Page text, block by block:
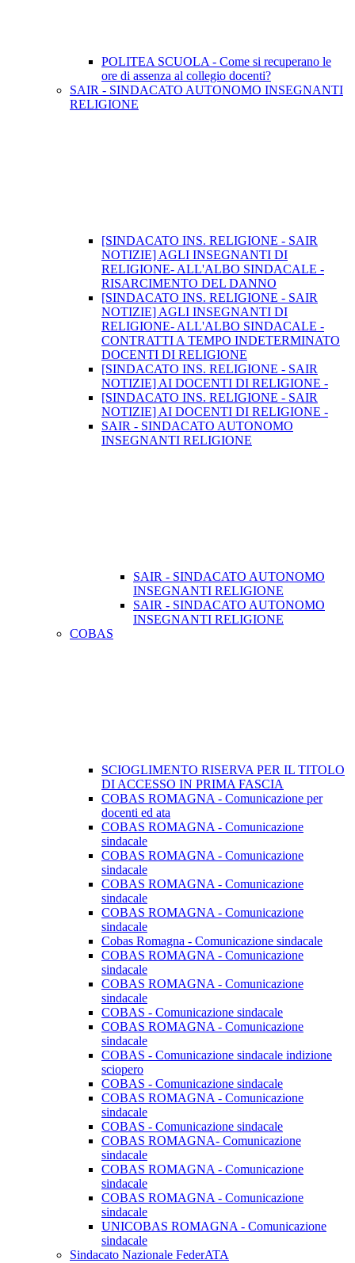
POLITEA SCUOLA - Come si recuperano le
ore di assenza al collegio docenti?
SAIR - SINDACATO AUTONOMO INSEGNANTI
RELIGIONE
[SINDACATO INS. RELIGIONE - SAIR
NOTIZIE] AGLI INSEGNANTI DI
RELIGIONE- ALL'ALBO SINDACALE -
RISARCIMENTO DEL DANNO
[SINDACATO INS. RELIGIONE - SAIR
NOTIZIE] AGLI INSEGNANTI DI
RELIGIONE- ALL'ALBO SINDACALE -
CONTRATTI A TEMPO INDETERMINATO
DOCENTI DI RELIGIONE
[SINDACATO INS. RELIGIONE - SAIR
NOTIZIE] AI DOCENTI DI RELIGIONE -
[SINDACATO INS. RELIGIONE - SAIR
NOTIZIE] AI DOCENTI DI RELIGIONE -
SAIR - SINDACATO AUTONOMO
INSEGNANTI RELIGIONE
SAIR - SINDACATO AUTONOMO
INSEGNANTI RELIGIONE
SAIR - SINDACATO AUTONOMO
INSEGNANTI RELIGIONE
COBAS
SCIOGLIMENTO RISERVA PER IL TITOLO
DI ACCESSO IN PRIMA FASCIA
COBAS ROMAGNA - Comunicazione per
docenti ed ata
COBAS ROMAGNA - Comunicazione
sindacale
COBAS ROMAGNA - Comunicazione
sindacale
COBAS ROMAGNA - Comunicazione
sindacale
COBAS ROMAGNA - Comunicazione
sindacale
Cobas Romagna - Comunicazione sindacale
COBAS ROMAGNA - Comunicazione
sindacale
COBAS ROMAGNA - Comunicazione
sindacale
COBAS - Comunicazione sindacale
COBAS ROMAGNA - Comunicazione
sindacale
COBAS - Comunicazione sindacale indizione
sciopero
COBAS - Comunicazione sindacale
COBAS ROMAGNA - Comunicazione
sindacale
COBAS - Comunicazione sindacale
COBAS ROMAGNA- Comunicazione
sindacale
COBAS ROMAGNA - Comunicazione
sindacale
COBAS ROMAGNA - Comunicazione
sindacale
UNICOBAS ROMAGNA - Comunicazione
sindacale
Sindacato Nazionale FederATA